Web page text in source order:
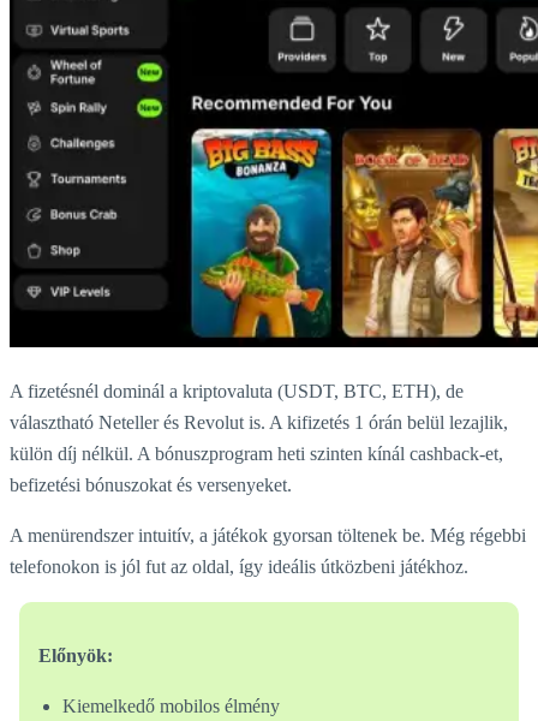
A fizetésnél dominál a kriptovaluta (USDT, BTC, ETH), de
választható Neteller és Revolut is. A kifizetés 1 órán belül lezajlik,
külön díj nélkül. A bónuszprogram heti szinten kínál cashback-et,
befizetési bónuszokat és versenyeket.
A menürendszer intuitív, a játékok gyorsan töltenek be. Még régebbi
telefonokon is jól fut az oldal, így ideális útközbeni játékhoz.
Előnyök:
Kiemelkedő mobilos élmény